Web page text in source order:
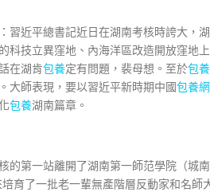
習近平總書記近日在湖南考核時誇大，湖
科技立異窪地、內海洋區改造開放窪地
在湖肯包養定有問題，裴母想。至於包
大師表現，要以習近平新時期中國包養網
包養湖南篇章。
的第一站離開了湖南第一師范學院（城
育了一批老一輩無產階層反動家和名師